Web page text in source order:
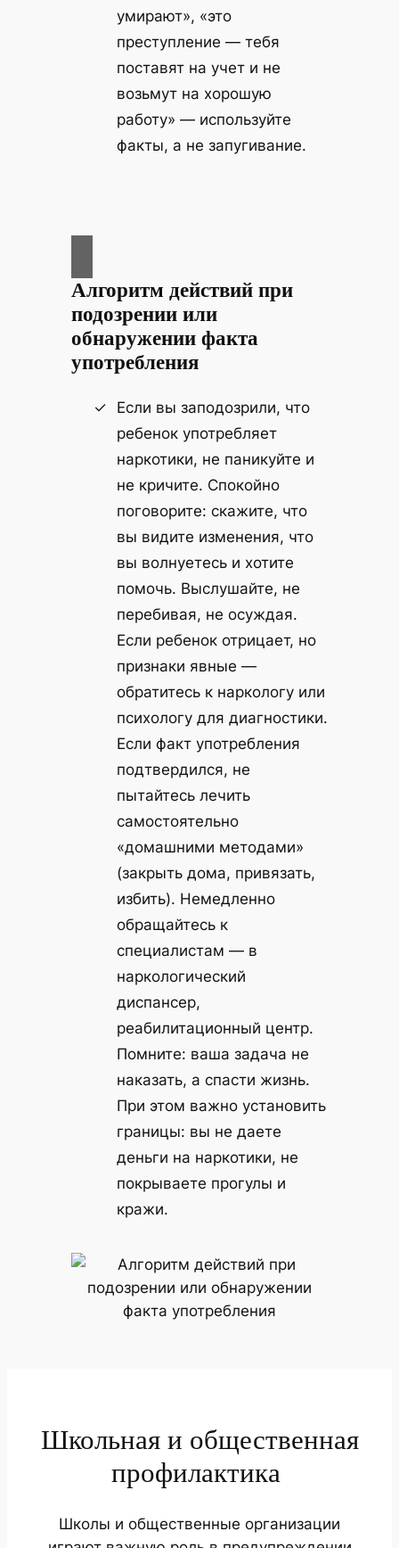
умирают», «это
преступление — тебя
поставят на учет и не
возьмут на хорошую
работу» — используйте
факты, а не запугивание.
Алгоритм действий при
подозрении или
обнаружении факта
употребления
Если вы заподозрили, что
ребенок употребляет
наркотики, не паникуйте и
не кричите. Спокойно
поговорите: скажите, что
вы видите изменения, что
вы волнуетесь и хотите
помочь. Выслушайте, не
перебивая, не осуждая.
Если ребенок отрицает, но
признаки явные —
обратитесь к наркологу или
психологу для диагностики.
Если факт употребления
подтвердился, не
пытайтесь лечить
самостоятельно
«домашними методами»
(закрыть дома, привязать,
избить). Немедленно
обращайтесь к
специалистам — в
наркологический
диспансер,
реабилитационный центр.
Помните: ваша задача не
наказать, а спасти жизнь.
При этом важно установить
границы: вы не даете
деньги на наркотики, не
покрываете прогулы и
кражи.
Школьная и общественная
профилактика
Школы и общественные организации